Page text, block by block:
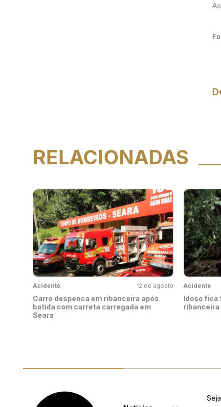
RELACIONADAS
Acidente 12 de agosto
Carro despenca em ribanceira após
batida com carreta carregada em
Seara
Acidente
Idoso fica
ribanceira